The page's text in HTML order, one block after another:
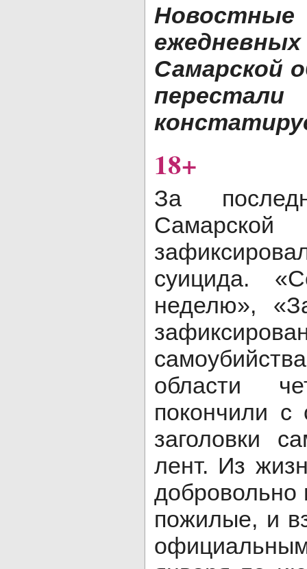
Самарской
18+
За
суицида.
неделю»,
области
покончили
заголовки
лент. Из
добровольно
пожилые, и